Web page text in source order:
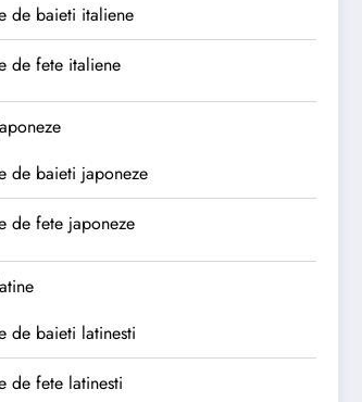
de baieti italiene
de fete italiene
de baieti japoneze
de fete japoneze
de baieti latinesti
de fete latinesti